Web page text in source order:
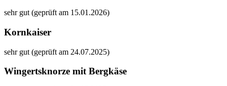
sehr gut (geprüft am 15.01.2026)
Kornkaiser
sehr gut (geprüft am 24.07.2025)
Wingertsknorze mit Bergkäse